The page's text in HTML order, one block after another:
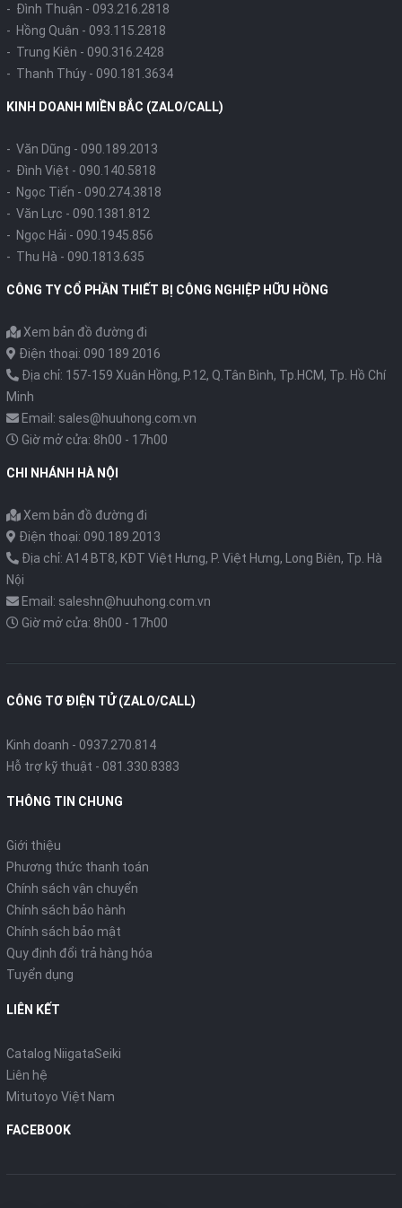
- Đình Thuận - 093.216.2818
- Hồng Quân - 093.115.2818
- Trung Kiên - 090.316.2428
- Thanh Thúy - 090.181.3634
KINH DOANH MIỀN BẮC (ZALO/CALL)
- Văn Dũng - 090.189.2013
- Đình Việt - 090.140.5818
- Ngọc Tiến - 090.274.3818
- Văn Lực - 090.1381.812
- Ngọc Hải - 090.1945.856
- Thu Hà - 090.1813.635
CÔNG TY CỔ PHẦN THIẾT BỊ CÔNG NGHIỆP HỮU HỒNG
Xem bản đồ đường đi
Điện thoại: 090 189 2016
Địa chỉ: 157-159 Xuân Hồng, P.12, Q.Tân Bình, Tp.HCM, Tp. Hồ Chí
Minh
Email: sales@huuhong.com.vn
Giờ mở cửa: 8h00 - 17h00
CHI NHÁNH HÀ NỘI
Xem bản đồ đường đi
Điện thoại: 090.189.2013
Địa chỉ: A14 BT8, KĐT Việt Hưng, P. Việt Hưng, Long Biên, Tp. Hà
Nội
Email: saleshn@huuhong.com.vn
Giờ mở cửa: 8h00 - 17h00
CÔNG TƠ ĐIỆN TỬ (ZALO/CALL)
Kinh doanh - 0937.270.814
Hỗ trợ kỹ thuật - 081.330.8383
THÔNG TIN CHUNG
Giới thiệu
Phương thức thanh toán
Chính sách vận chuyển
Chính sách bảo hành
Chính sách bảo mật
Quy định đổi trả hàng hóa
Tuyển dụng
LIÊN KẾT
Catalog NiigataSeiki
Liên hệ
Mitutoyo Việt Nam
FACEBOOK